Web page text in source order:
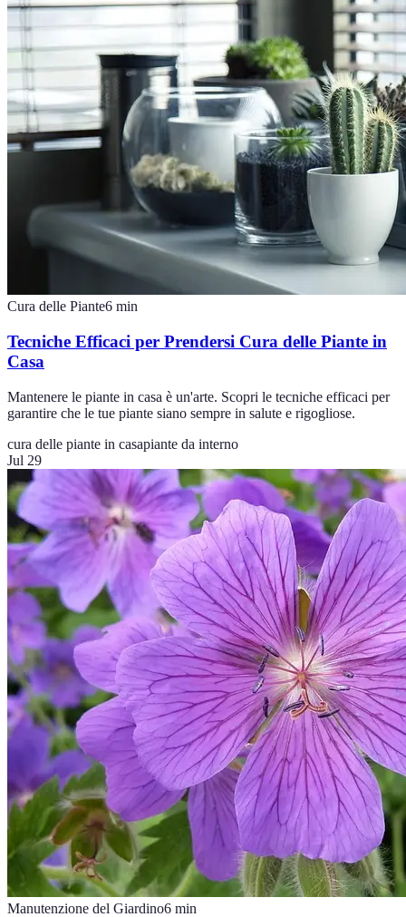
Cura delle Piante6 min
Tecniche Efficaci per Prendersi Cura delle Piante in
Casa
Mantenere le piante in casa è un'arte. Scopri le tecniche efficaci per
garantire che le tue piante siano sempre in salute e rigogliose.
cura delle piante in casapiante da interno
Jul 29
Manutenzione del Giardino6 min